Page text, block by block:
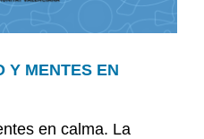
Y MENTES EN
en calma. La